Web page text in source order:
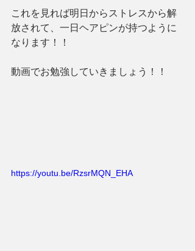
これを見れば明日からストレスから解
放されて、一日ヘアピンが持つように
なります！！
動画でお勉強していきましょう！！
https://youtu.be/RzsrMQN_EHA